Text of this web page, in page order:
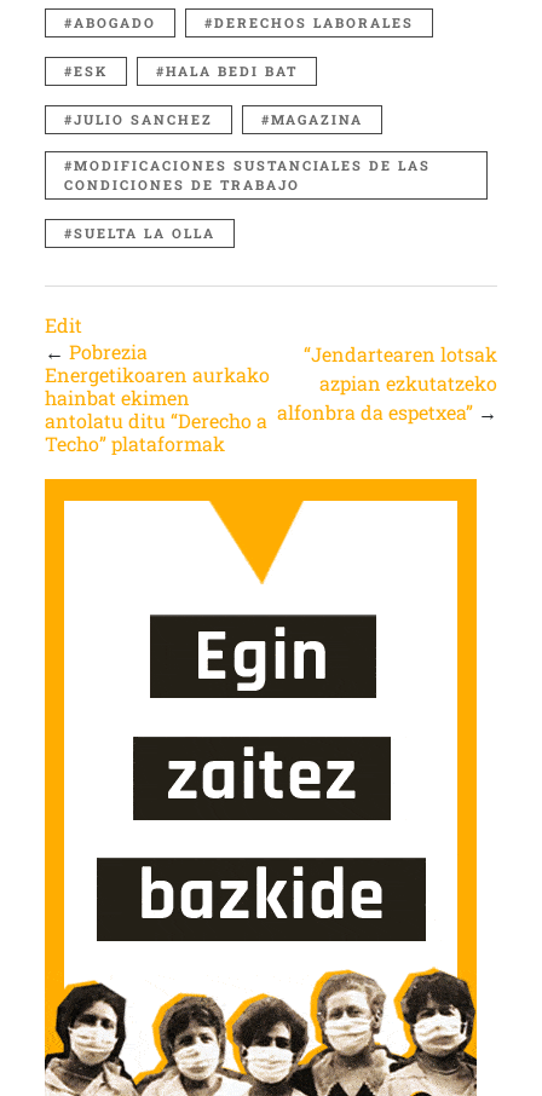
ABOGADO DERECHOS LABORALES
ESK HALA BEDI BAT
JULIO SANCHEZ MAGAZINA
MODIFICACIONES SUSTANCIALES DE LAS
CONDICIONES DE TRABAJO
SUELTA LA OLLA
Edit
← Pobrezia
Energetikoaren aurkako
hainbat ekimen
antolatu ditu “Derecho a
Techo” plataformak
“Jendartearen lotsak
azpian ezkutatzeko
alfonbra da espetxea” →